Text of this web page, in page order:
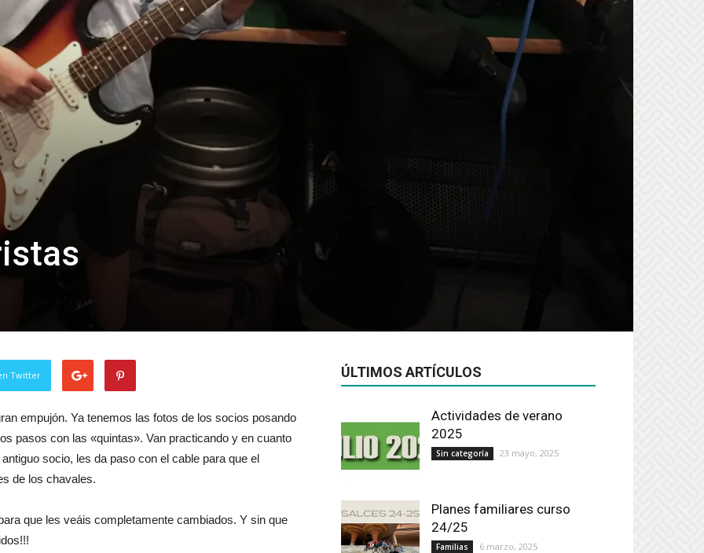
Twitter
empujón. Ya tenemos las fotos de los socios posando
pasos con las «quintas». Van practicando y en cuanto
socio, les da paso con el cable para que el
de los chavales.
que les veáis completamente cambiados. Y sin que
ÚLTIMOS ARTÍCULOS
Actividades de verano
2025
Sin categoría 23 mayo, 2025
Planes familiares curso
24/25
Familias 6 marzo, 2025